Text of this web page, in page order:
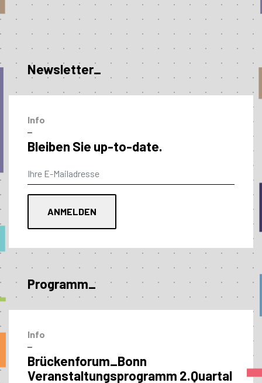
Newsletter_
Info
–
Bleiben Sie up-to-date.
Programm_
Info
–
Brückenforum_Bonn
Veranstaltungs­programm 2.Quartal